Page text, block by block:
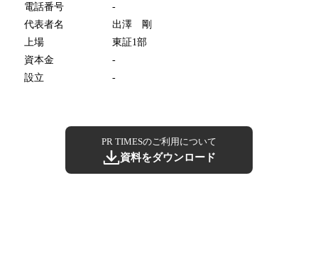
電話番号
-
代表者名
出澤 剛
上場
東証1部
資本金
-
設立
-
PR TIMESのご利用について
資料をダウンロード